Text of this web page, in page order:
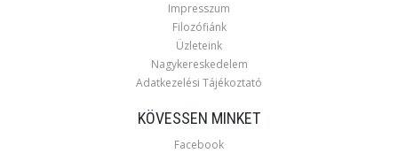
Impresszum
Filozófiánk
Üzleteink
Nagykereskedelem
Adatkezelési Tájékoztató
KÖVESSEN MINKET
Facebook